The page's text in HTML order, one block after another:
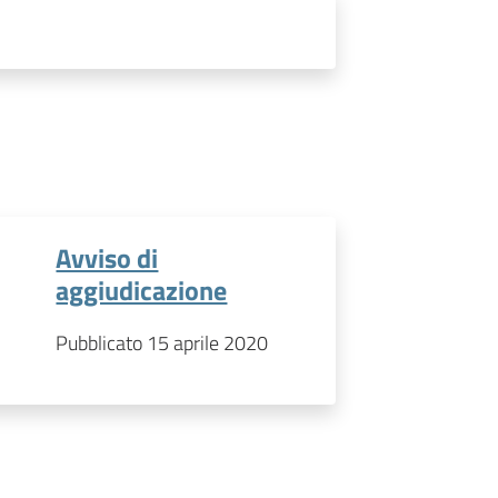
Avviso di
aggiudicazione
Pubblicato 15 aprile 2020